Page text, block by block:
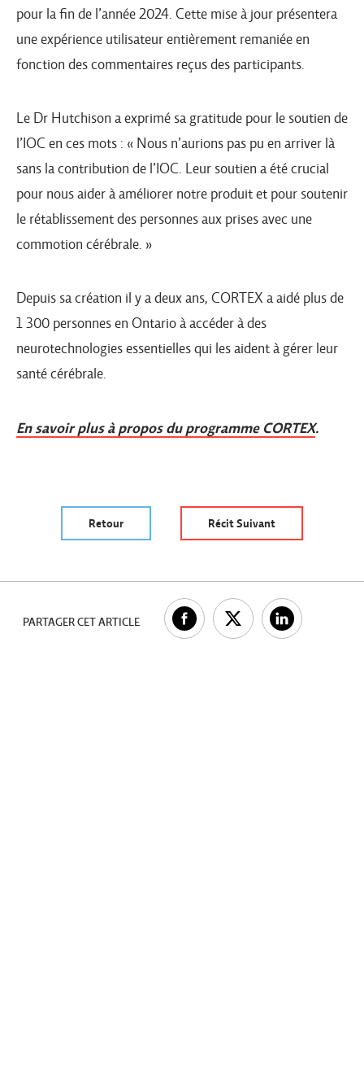
pour la fin de l’année 2024. Cette mise à jour présentera
une expérience utilisateur entièrement remaniée en
fonction des commentaires reçus des participants.
Le Dr Hutchison a exprimé sa gratitude pour le soutien de
l’IOC en ces mots : « Nous n’aurions pas pu en arriver là
sans la contribution de l’IOC. Leur soutien a été crucial
pour nous aider à améliorer notre produit et pour soutenir
le rétablissement des personnes aux prises avec une
commotion cérébrale. »
Depuis sa création il y a deux ans, CORTEX a aidé plus de
1 300 personnes en Ontario à accéder à des
neurotechnologies essentielles qui les aident à gérer leur
santé cérébrale.
En savoir plus à propos du programme CORTEX.
Retour Récit Suivant
PARTAGER CET ARTICLE
SHARE ON FACEBOOK.FR
SHARE ON TWITTER.FR
SHARE ON